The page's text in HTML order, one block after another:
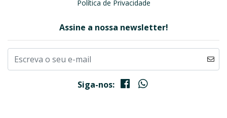
Política de Privacidade
Assine a nossa newsletter!
Siga-nos: